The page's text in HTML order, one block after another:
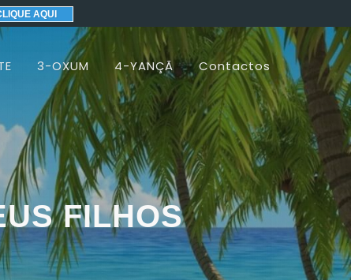
3-OXUM 4-YANÇÃ Contactos
FILHOS
AQUI